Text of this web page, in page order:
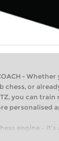
-
chess, or
you can
personalised
engine –
first steps into